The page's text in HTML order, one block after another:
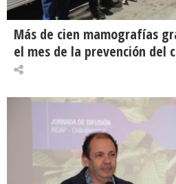
Más de cien mamografías
el mes de la prevención del